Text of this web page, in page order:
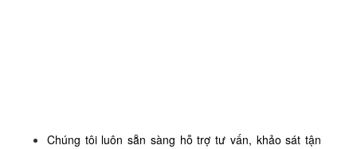
Chúng tôi luôn sẵn sàng hỗ trợ tư vấn, khảo sát tận